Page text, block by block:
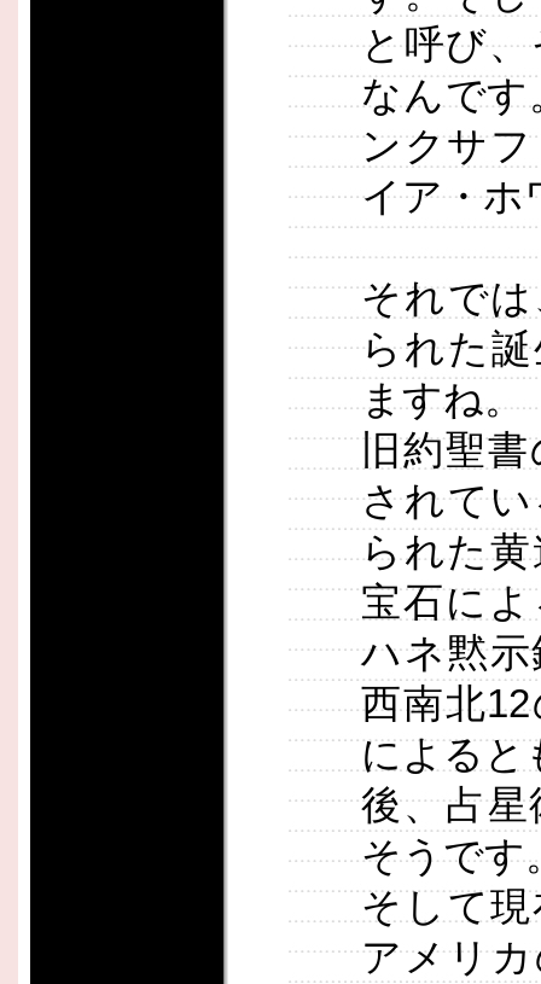
と呼び
なんです
ンクサ
イア・ホ
それで
られた
ますね。
旧約聖
されて
られた
宝石に
ハネ黙
西南北
によると
後、占
そうです
そして
アメリ